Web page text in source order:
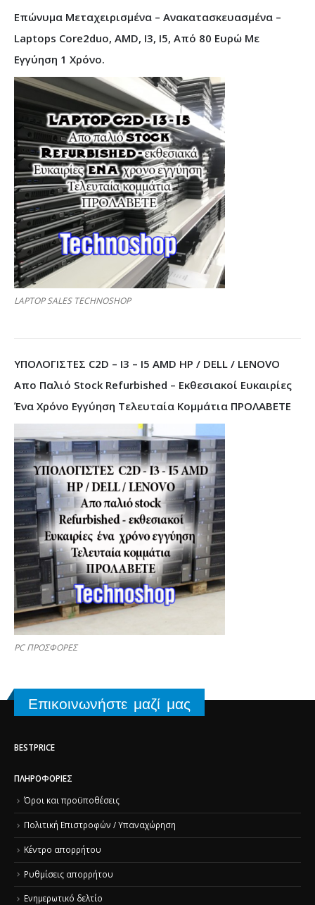
Επώνυμα Μεταχειρισμένα – Ανακατασκευασμένα –
Laptops Core2duo, AMD, I3, I5, Από 80 Ευρώ Με
Εγγύηση 1 Χρόνο.
LAPTOP SALES TECHNOSHOP
ΥΠΟΛΟΓΙΣΤΕΣ C2D – I3 – I5 AMD HP / DELL / LENOVO
Απο Παλιό Stock Refurbished – Εκθεσιακοί Ευκαιρίες
Ένα Χρόνο Εγγύηση Τελευταία Κομμάτια ΠΡΟΛΑΒΕΤΕ
PC ΠΡΟΣΦΟΡΕΣ
Επικοινωνήστε μαζί μας
BESTPRICE
ΠΛΗΡΟΦΟΡΊΕΣ
Όροι και προϋποθέσεις
Πολιτική Επιστροφών / Υπαναχώρηση
Κέντρο απορρήτου
Ρυθμίσεις απορρήτου
Ενημερωτικό δελτίο